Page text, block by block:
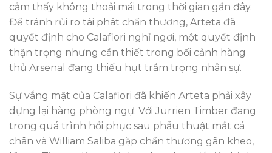
cảm thấy không thoải mái trong thời gian gần đây.
Để tránh rủi ro tái phát chấn thương, Arteta đã
quyết định cho Calafiori nghỉ ngơi, một quyết định
thận trọng nhưng cần thiết trong bối cảnh hàng
thủ Arsenal đang thiếu hụt trầm trọng nhân sự.
Sự vắng mặt của Calafiori đã khiến Arteta phải xây
dựng lại hàng phòng ngự. Với Jurrien Timber đang
trong quá trình hồi phục sau phẫu thuật mắt cá
chân và William Saliba gặp chấn thương gân kheo,